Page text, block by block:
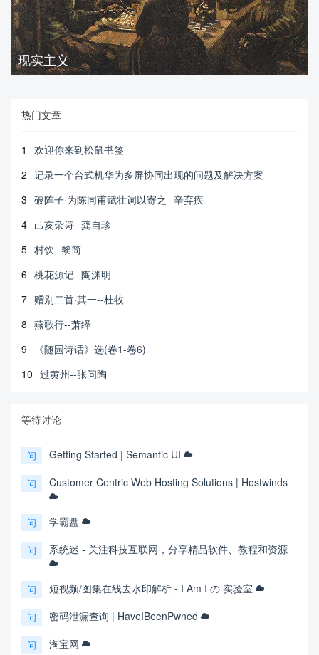
现实主义
热门文章
1
欢迎你来到松鼠书签
2 记录一个台式机华为多屏协同出现的问题及解决方案
3 破阵子·为陈同甫赋壮词以寄之--辛弃疾
4 己亥杂诗--龚自珍
5 村饮--黎简
6 桃花源记--陶渊明
7 赠别二首·其一--杜牧
8 燕歌行--萧绎
9
《随园诗话》选(卷1-卷6)
10 过黄州--张问陶
等待讨论
问 Getting Started | Semantic UI
问 Customer Centric Web Hosting Solutions | Hostwinds
问 学霸盘
问 系统迷 - 关注科技互联网，分享精品软件、教程和资源
问 短视频/图集在线去水印解析 - I Am I の 实验室
问 密码泄漏查询 | HaveIBeenPwned
问 淘宝网